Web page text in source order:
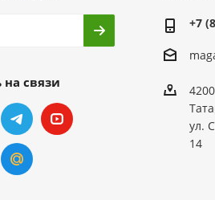
на связи
+7
ул.
14